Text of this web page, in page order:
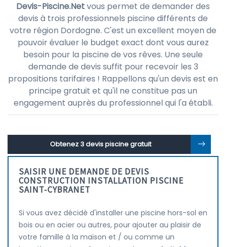
Devis-Piscine.Netvous permet de demander des
devis à trois professionnels piscine différents de
votre région Dordogne. C'est un excellent moyen de
pouvoir évaluer le budget exact dont vous aurez
besoin pour la piscine de vos rêves. Une seule
demande de devis suffit pour recevoir les 3
propositions tarifaires ! Rappellons qu'un devis est en
principe gratuit et qu'il ne constitue pas un
engagement auprès du professionnel qui l'a établi.
Obtenez 3 devis piscine gratuit
SAISIR UNE DEMANDE DE DEVIS
CONSTRUCTION INSTALLATION PISCINE
SAINT-CYBRANET
Si vous avez décidé d'installer une piscine hors-sol en
bois ou en acier ou autres, pour ajouter au plaisir de
votre famille à la maison et / ou comme un